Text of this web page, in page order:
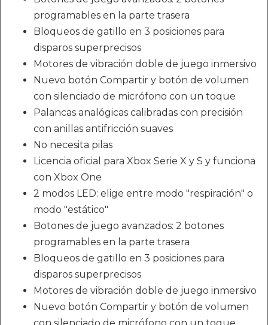
programables en la parte trasera
Bloqueos de gatillo en 3 posiciones para
disparos superprecisos
Motores de vibración doble de juego inmersivo
Nuevo botón Compartir y botón de volumen
con silenciado de micrófono con un toque
Palancas analógicas calibradas con precisión
con anillas antifricción suaves
No necesita pilas
Licencia oficial para Xbox Serie X y S y funciona
con Xbox One
2 modos LED: elige entre modo "respiración" o
modo "estático"
Botones de juego avanzados: 2 botones
programables en la parte trasera
Bloqueos de gatillo en 3 posiciones para
disparos superprecisos
Motores de vibración doble de juego inmersivo
Nuevo botón Compartir y botón de volumen